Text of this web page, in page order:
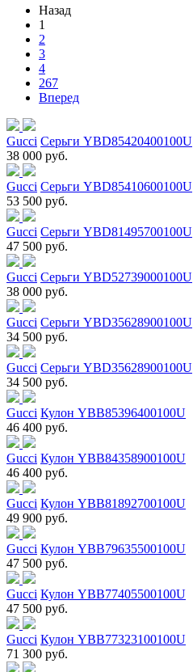
Назад
1
2
3
4
267
Вперед
Gucci Серьги YBD85420400100U
38 000 руб.
Gucci Серьги YBD85410600100U
53 500 руб.
Gucci Серьги YBD81495700100U
47 500 руб.
Gucci Серьги YBD52739000100U
38 000 руб.
Gucci Серьги YBD35628900100U
34 500 руб.
Gucci Серьги YBD35628900100U
34 500 руб.
Gucci Кулон YBB85396400100U
46 400 руб.
Gucci Кулон YBB84358900100U
46 400 руб.
Gucci Кулон YBB81892700100U
49 900 руб.
Gucci Кулон YBB79635500100U
47 500 руб.
Gucci Кулон YBB77405500100U
47 500 руб.
Gucci Кулон YBB77323100100U
71 300 руб.